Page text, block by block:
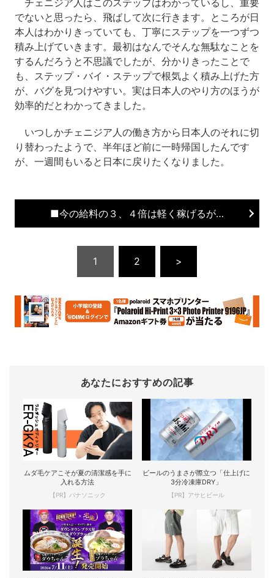
チェニジア人はこのステップはわかっているし、重要
でないと思ったら、飛ばして次に行きます。ところが日
本人はわかりきっていても、丁寧にステップを一つずつ
積み上げていきます。最初はなんでそんな無駄なことを
するんだろうと不思議でしたが、分かりきったことで
も、ステップ・バイ・ステップで根気よく積み上げた方
が、バグを見つけやすい。実は日本人のやり方のほうが
効率的だとわかってきました。
いつしかチェニジア人の働き方から日本人のそれに切
り替わったようで、半年ほど前に一時帰国したんです
が、一週間もいると日本に戻りたくなりました。
■今の給料の３、４倍は軽く稼げるが…
1 2 >
あなたにおすすめの記事
ムダ毛ケアこそが夏の清潔感を手に
入れる方法
【PR】パナソニック
ビールのうまさが際立つ「仕上げに
3分冷凍庫DRY」
【PR】アサヒビール